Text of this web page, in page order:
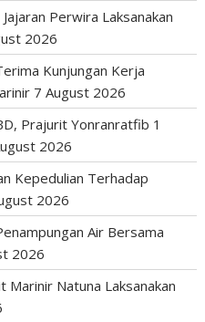
Perwira Laksanakan
2026
Kunjungan Kerja
7 August 2026
Prajurit Yonranratfib 1
2026
Kepedulian Terhadap
2026
Air Bersama
2026
Natuna Laksanakan